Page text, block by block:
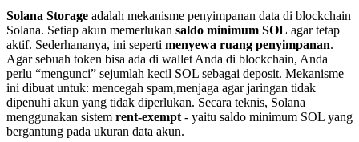
Solana Storage adalah mekanisme penyimpanan data di blockchain
Solana. Setiap akun memerlukan saldo minimum SOL agar tetap
aktif. Sederhananya, ini seperti menyewa ruang penyimpanan.
Agar sebuah token bisa ada di wallet Anda di blockchain, Anda
perlu “mengunci” sejumlah kecil SOL sebagai deposit. Mekanisme
ini dibuat untuk: mencegah spam,menjaga agar jaringan tidak
dipenuhi akun yang tidak diperlukan. Secara teknis, Solana
menggunakan sistem rent-exempt - yaitu saldo minimum SOL yang
bergantung pada ukuran data akun.